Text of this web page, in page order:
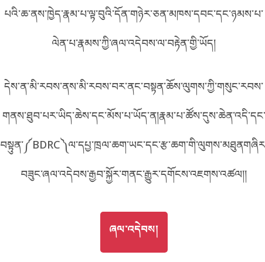
བོད་ཡིག
English
ភាសាខ្មែរ
པའི་ཆ་ནས་ཁྱེད་རྣམ་པ་ལྟ་བུའི་དོན་གཉེར་ཅན་མཁས་དབང་དང་ཉམས་པ་
ལེན་པ་རྣམས་ཀྱི་ཞལ་འདེབས་ལ་བརྟེན་གྱི་ཡོད།
དེས་ན་མི་རབས་ནས་མི་རབས་བར་ནང་བསྟན་ཆོས་ལུགས་ཀྱི་གསུང་རབས་
གནས་ཐུབ་པར་ཡིད་ཆེས་དང་མོས་པ་ཡོད་ན།རྣམ་པ་ཚོས་དུས་ཆེན་འདི་དང་
བཟུང་ཞལ་འདེབས་རྒྱབ་སྐྱོར་གནང་རྒྱུར་དགོངས་འཇགས་འཚལ།།
GO TOཞལ་འདེབས།
ཞལ་འདེབས།